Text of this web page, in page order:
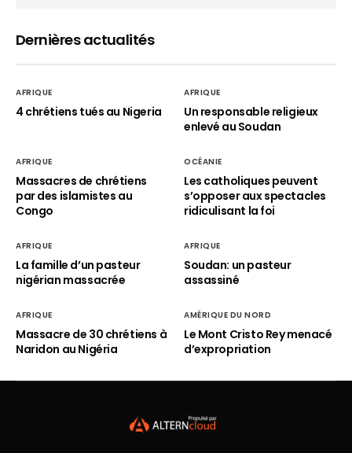
Dernières actualités
AFRIQUE
4 chrétiens tués au Nigeria
AFRIQUE
Un responsable religieux
enlevé au Soudan
AFRIQUE
Massacres de chrétiens
par des islamistes au
Congo
OCÉANIE
Les catholiques peuvent
s’opposer aux spectacles
ridiculisant la foi
AFRIQUE
La famille d’un pasteur
nigérian massacrée
AFRIQUE
Soudan: un pasteur
assassiné
AFRIQUE
Massacre de 30 chrétiens à
Naridon au Nigéria
AMÉRIQUE DU NORD
Le Mont Cristo Rey menacé
d’expropriation